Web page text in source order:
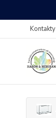
Kontakty